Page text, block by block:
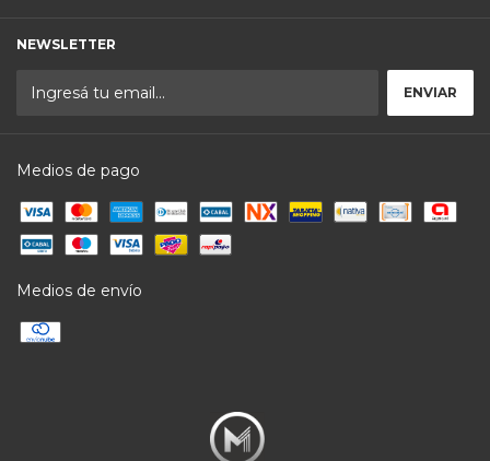
NEWSLETTER
Medios de pago
Medios de envío